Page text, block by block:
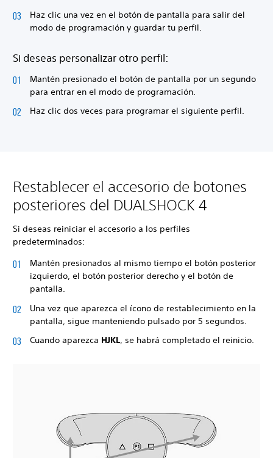
Haz clic una vez en el botón de pantalla para salir del
modo de programación y guardar tu perfil.
Si deseas personalizar otro perfil:
Mantén presionado el botón de pantalla por un segundo
para entrar en el modo de programación.
Haz clic dos veces para programar el siguiente perfil.
Restablecer el accesorio de botones
posteriores del DUALSHOCK 4
Si deseas reiniciar el accesorio a los perfiles
predeterminados:
Mantén presionados al mismo tiempo el botón posterior
izquierdo, el botón posterior derecho y el botón de
pantalla.
Una vez que aparezca el ícono de restablecimiento en la
pantalla, sigue manteniendo pulsado por 5 segundos.
Cuando aparezca HJKL, se habrá completado el reinicio.